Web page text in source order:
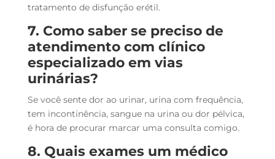
tratamento de disfunção erétil.
7. Como saber se preciso de
atendimento com clínico
especializado em vias
urinárias?
Se você sente dor ao urinar, urina com frequência,
tem incontinência, sangue na urina ou dor pélvica,
é hora de procurar marcar uma consulta comigo.
8. Quais exames um médico